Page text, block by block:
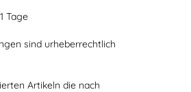
Tage
sind urheberrechtlich
Artikeln die nach